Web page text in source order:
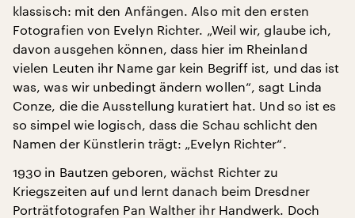
klassisch: mit den Anfängen. Also mit den ersten
Fotografien von Evelyn Richter. „Weil wir, glaube ich,
davon ausgehen können, dass hier im Rheinland
vielen Leuten ihr Name gar kein Begriff ist, und das ist
was, was wir unbedingt ändern wollen“, sagt Linda
Conze, die die Ausstellung kuratiert hat. Und so ist es
so simpel wie logisch, dass die Schau schlicht den
Namen der Künstlerin trägt: „Evelyn Richter“.
1930 in Bautzen geboren, wächst Richter zu
Kriegszeiten auf und lernt danach beim Dresdner
Porträtfotografen Pan Walther ihr Handwerk. Doch